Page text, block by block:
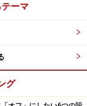
ると、まずは下図
とができるページ
ることで、回答ペ
を良く知らない人は
ーマ
グ